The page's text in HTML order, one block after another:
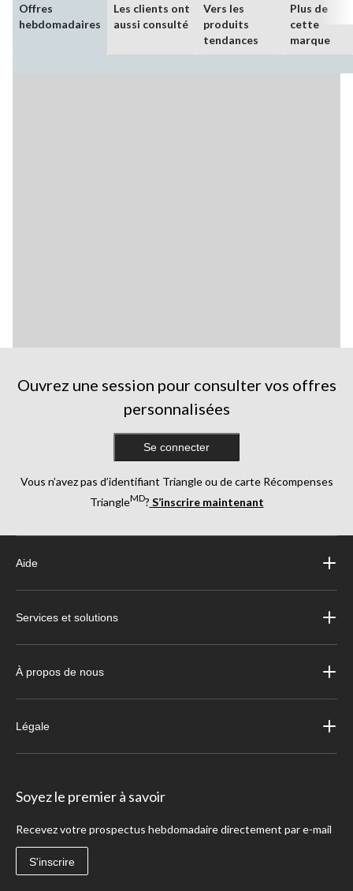
Offres
hebdomadaires
Les clients ont
aussi consulté
Vers les
produits
tendances
Plus de
cette
marque
Ouvrez une session pour consulter vos offres
personnalisées
Se connecter
Vous n’avez pas d’identifiant Triangle ou de carte Récompenses
TriangleMD? S’inscrire maintenant
Aide
Services et solutions
À propos de nous
Légale
Soyez le premier à savoir
Recevez votre prospectus hebdomadaire directement par e-mail
S'inscrire